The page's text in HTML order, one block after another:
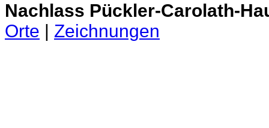
Nachlass Pückler-Carolath-
Orte
Zeichnungen